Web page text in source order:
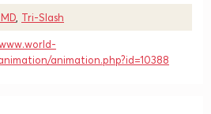
Tri-Slash
animation.php?id=10388